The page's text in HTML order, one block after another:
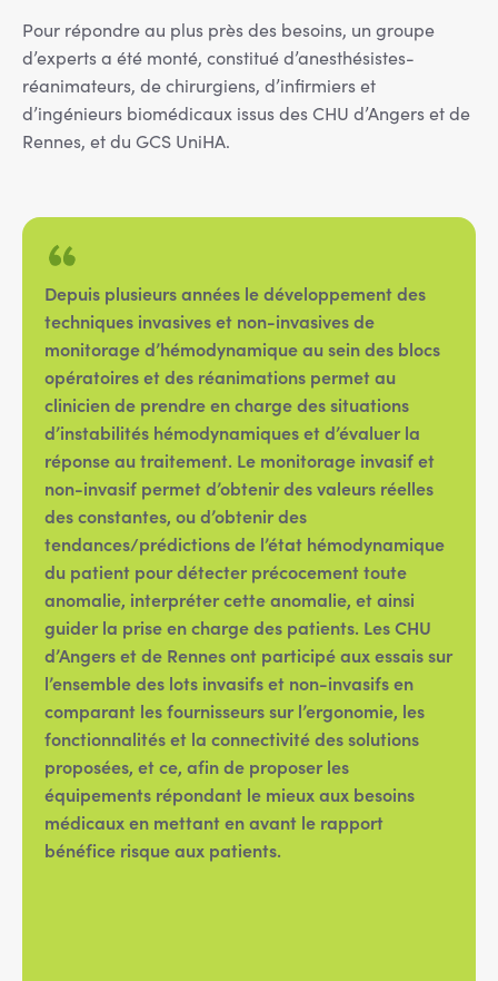
Pour répondre au plus près des besoins, un groupe
d’experts a été monté, constitué d’anesthésistes-
réanimateurs, de chirurgiens, d’infirmiers et
d’ingénieurs biomédicaux issus des CHU d’Angers et de
Rennes, et du GCS UniHA.
Depuis plusieurs années le développement des
techniques invasives et non-invasives de
monitorage d’hémodynamique au sein des blocs
opératoires et des réanimations permet au
clinicien de prendre en charge des situations
d’instabilités hémodynamiques et d’évaluer la
réponse au traitement. Le monitorage invasif et
non-invasif permet d’obtenir des valeurs réelles
des constantes, ou d’obtenir des
tendances/prédictions de l’état hémodynamique
du patient pour détecter précocement toute
anomalie, interpréter cette anomalie, et ainsi
guider la prise en charge des patients. Les CHU
d’Angers et de Rennes ont participé aux essais sur
l’ensemble des lots invasifs et non-invasifs en
comparant les fournisseurs sur l’ergonomie, les
fonctionnalités et la connectivité des solutions
proposées, et ce, afin de proposer les
équipements répondant le mieux aux besoins
médicaux en mettant en avant le rapport
bénéfice risque aux patients.